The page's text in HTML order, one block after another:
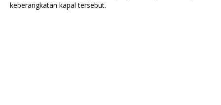
keberangkatan kapal tersebut.